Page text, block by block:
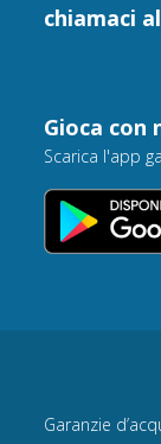
chiamaci
Gioca con
Scarica l'app
Garanzie